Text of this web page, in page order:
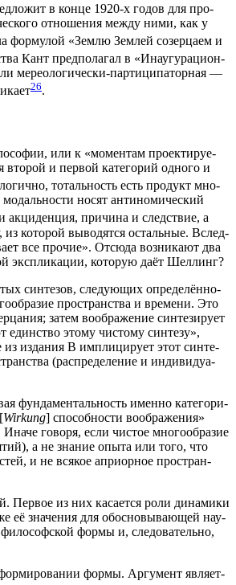
в кон­це 1920‑х годов для про­
отно­ше­ния меж­ду ними, как у
фор­му­лой «Зем­лю Зем­лей созер­ца­ем и
Кант пред­по­ла­гал в «Ина­у­гу­ра­ци­он­
мерео­ло­ги­че­ски-пар­ти­ци­па­тор­ная —
26.
или к «момен­там про­ек­ти­ру­е­
вто­рой и пер­вой кате­го­рий одно­го и
тоталь­ность есть про­дукт мно­
носят анти­но­ми­че­ский
акци­ден­ция, при­чи­на и след­ствие, а
кото­рой выво­дят­ся осталь­ные. Вслед­
все про­чие». Отсю­да воз­ни­ка­ют два
экс­пли­ка­ции, кото­рую даёт Шеллинг?
син­те­зов, сле­ду­ю­щих опре­де­лён­но­
про­стран­ства и вре­ме­ни. Это
затем вооб­ра­же­ние син­те­зи­ру­ет
един­ство это­му чисто­му син­те­зу»,
из изда­ния B импли­ци­ру­ет этот син­те­
(рас­пре­де­ле­ние и инди­ви­ду­а­
фун­да­мен­таль­ность имен­но кате­го­ри­
Wirkung] спо­соб­но­сти вооб­ра­же­ния»
гово­ря, если чистое мно­го­об­ра­зие
а не зна­ние опы­та или того, что
и не вся­кое апри­ор­ное про­стран­
Пер­вое из них каса­ет­ся роли дина­ми­ки
её зна­че­ния для обос­но­вы­ва­ю­щей нау­
фор­мы и, сле­до­ва­тель­но,
фор­мы. Аргу­мент явля­ет­